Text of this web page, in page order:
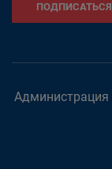
ПОДПИСАТЬСЯ
Администрация